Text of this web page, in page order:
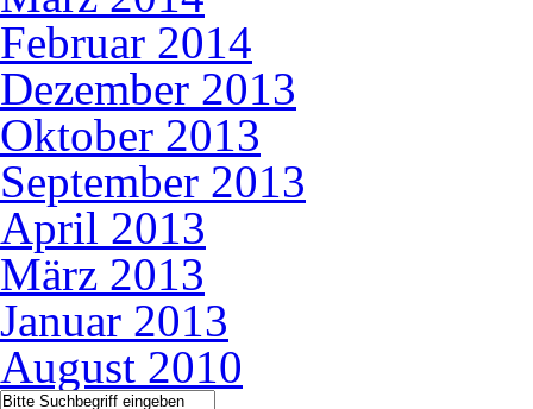
Februar 2014
Dezember 2013
Oktober 2013
September 2013
April 2013
März 2013
Januar 2013
August 2010